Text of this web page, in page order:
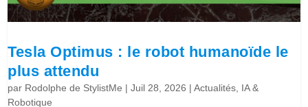
Tesla Optimus : le robot humanoïde le
plus attendu
par Rodolphe de StylistMe |Juil 28, 2026 |Actualités IA &
Robotique